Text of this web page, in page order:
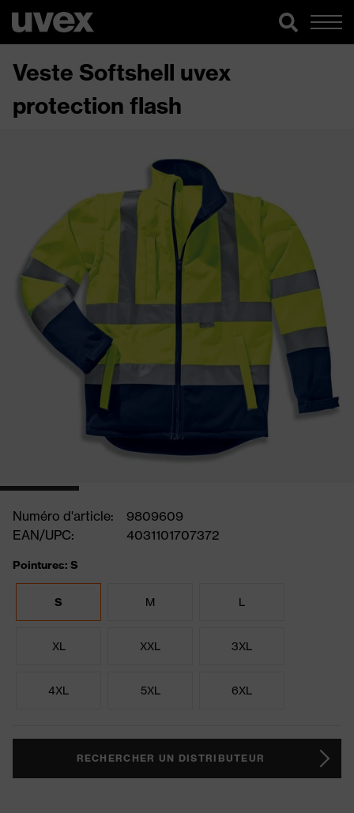
Veste Softshell uvex
protection flash
Numéro d'article:
9809609
EAN/UPC:
4031101707372
Pointures: S
S M L
XL XXL 3XL
4XL 5XL 6XL
RECHERCHER UN DISTRIBUTEUR